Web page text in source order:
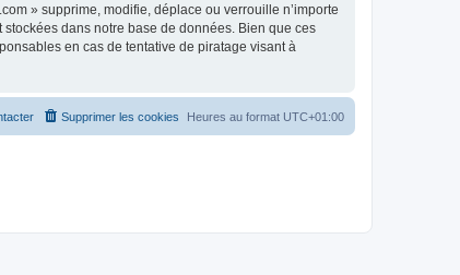
» supprime, modifie, déplace ou verrouille n’importe
dans notre base de données. Bien que ces
en cas de tentative de piratage visant à
Heures au format UTC+01:00
Supprimer les cookies